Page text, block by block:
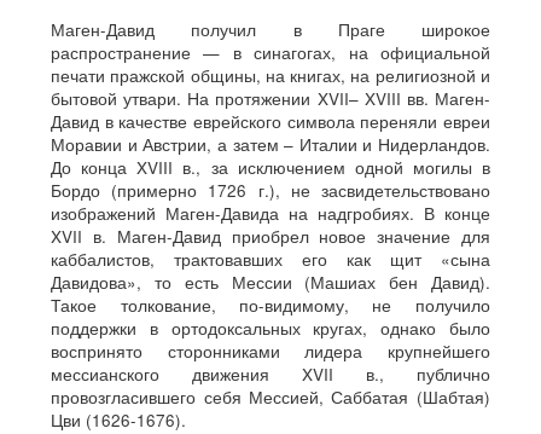
Маген-Давид получил в Праге широкое
распространение — в синагогах, на официальной
печати пражской общины, на книгах, на религиозной и
бытовой утвари. На протяжении XVII– XVIII вв. Маген-
Давид в качестве еврейского символа переняли евреи
Моравии и Австрии, а затем – Италии и Нидерландов.
До конца XVIII в., за исключением одной могилы в
Бордо (примерно 1726 г.), не засвидетельствовано
изображений Маген-Давида на надгробиях. В конце
XVII в. Маген-Давид приобрел новое значение для
каббалистов, трактовавших его как щит «сына
Давидова», то есть Мессии (Машиах бен Давид).
Такое толкование, по-видимому, не получило
поддержки в ортодоксальных кругах, однако было
воспринято сторонниками лидера крупнейшего
мессианского движения XVII в., публично
провозгласившего себя Мессией, Саббатая (Шабтая)
Цви (1626-1676).